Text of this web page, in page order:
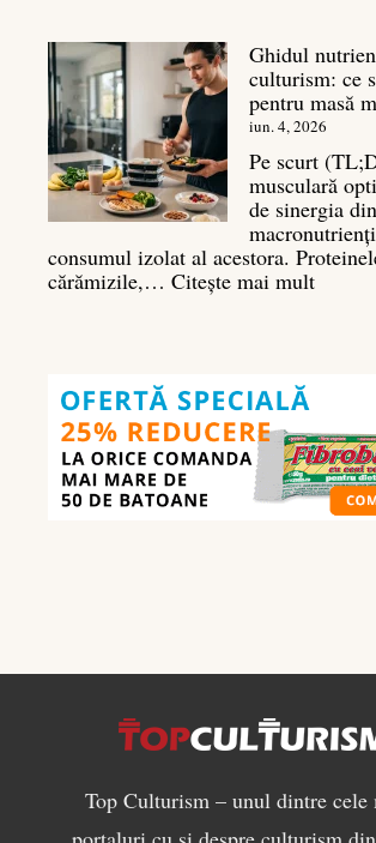
Ghidul
culturism: ce
pentru masă
iun. 4, 2026
Pe scurt
musculară
de sinergia
consumul izolat al acestora.
cărămizile,… Citește mai mult:
pentru
masă
Top Culturism – unul dintre cele